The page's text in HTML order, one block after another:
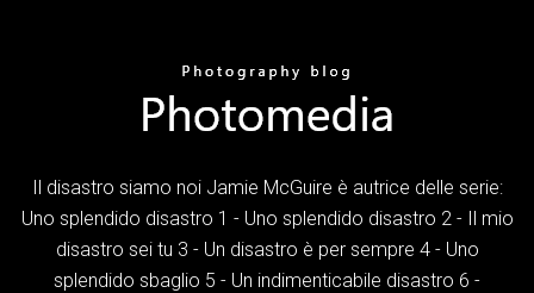
Il disastro siamo noi Jamie McGuire è autrice delle serie:
Uno splendido disastro 1 - Uno splendido disastro 2 - Il mio
disastro sei tu 3 - Un disastro è per sempre 4 - Uno
splendido sbaglio 5 - Un indimenticabile disastro 6 -